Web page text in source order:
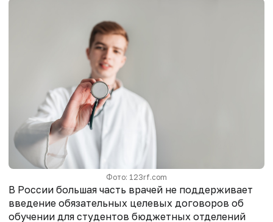
Фото: 123rf.com
В России большая часть врачей не поддерживает
введение обязательных целевых договоров об
обучении для студентов бюджетных отделений